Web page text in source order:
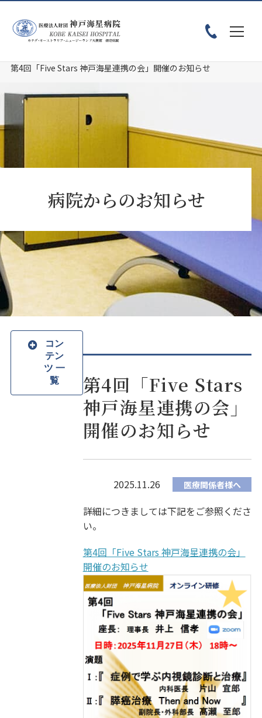
第4回「Five Stars 神戸海星連携の会」開催のお知らせ
病院からのお知らせ
第4回「Five Stars
神戸海星連携の会」
開催のお知らせ
2025.11.26 医療関係者様へ
詳細につきましては下記をご参照くださ
い。
第4回「Five Stars 神戸海星連携の会」
開催のお知らせ
コン
テン
ツ 一
覧